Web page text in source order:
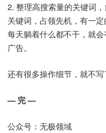
2. 整理高搜索量的关键词
关键词，占领先机，有一
每天躺着什么都不干，就
广告。
还有很多操作细节，就不写
— 完 —
公众号：无极领域